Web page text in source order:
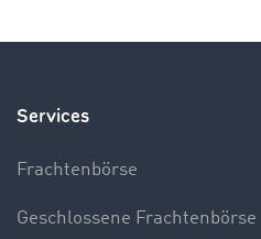
Services
Frachtenbörse
Geschlossene Frachtenbörse